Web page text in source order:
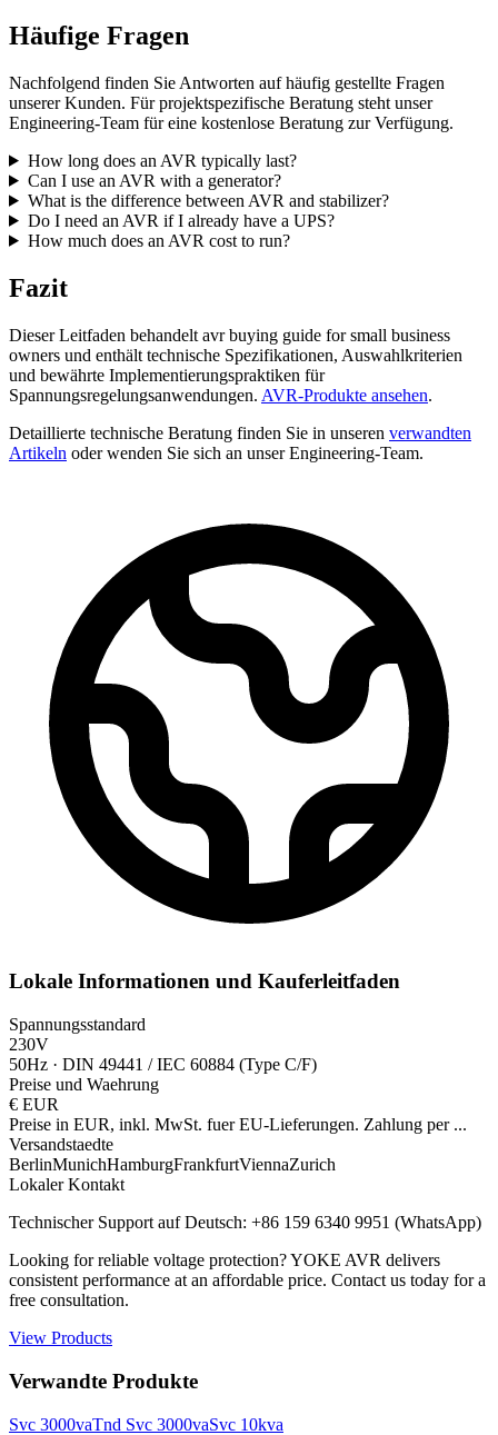
Häufige Fragen
Nachfolgend finden Sie Antworten auf häufig gestellte Fragen
unserer Kunden. Für projektspezifische Beratung steht unser
Engineering-Team für eine kostenlose Beratung zur Verfügung.
How long does an AVR typically last?
Can I use an AVR with a generator?
What is the difference between AVR and stabilizer?
Do I need an AVR if I already have a UPS?
How much does an AVR cost to run?
Fazit
Dieser Leitfaden behandelt avr buying guide for small business
owners und enthält technische Spezifikationen, Auswahlkriterien
und bewährte Implementierungspraktiken für
Spannungsregelungsanwendungen. AVR-Produkte ansehen.
Detaillierte technische Beratung finden Sie in unseren verwandten
Artikeln oder wenden Sie sich an unser Engineering-Team.
Lokale Informationen und Kauferleitfaden
Spannungsstandard
230V
50Hz · DIN 49441 / IEC 60884 (Type C/F)
Preise und Waehrung
€ EUR
Preise in EUR, inkl. MwSt. fuer EU-Lieferungen. Zahlung per ...
Versandstaedte
BerlinMunichHamburgFrankfurtViennaZurich
Lokaler Kontakt
Technischer Support auf Deutsch: +86 159 6340 9951 (WhatsApp)
Looking for reliable voltage protection? YOKE AVR delivers
consistent performance at an affordable price. Contact us today for a
free consultation.
View Products
Verwandte Produkte
Svc 3000vaTnd Svc 3000vaSvc 10kva